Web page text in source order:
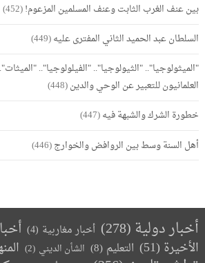
بين عنف الغرب الثابت وعنف المسلمين المزعوم!(452)
السلطان عبد الحميد الثاني المفترى عليه(449)
"الميثولوجيا".. "الثيولوجيا".. "الفيلولوجيا"..
العلمانيون للتعبير عن الوحي والدين(448)
خطورة الشرك والشبهة فيه(447)
أهل السنة وسط بين الروافض والخوارج(446)
أخبار دولية (278) أخبار مغاربية (4)
الأخيرة (51) التعليم (8) الشأن الديني (2)